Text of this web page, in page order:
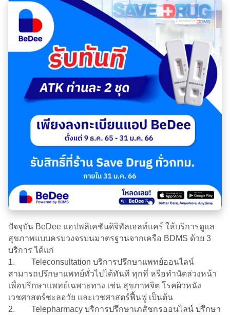
ปัจจุบัน BeDee แอปพลิเคชันดิจิทัลเฮลท์แคร์ ให้บริการดูแล
สุขภาพแบบครบวงจรบนมาตรฐานจากเครือ BDMS ด้วย 3
บริการ ได้แก่
1. Teleconsultation บริการปรึกษาแพทย์ออนไลน์
สามารถปรึกษาแพทย์ทั่วไปได้ทันที ทุกที่ หรือทำนัดล่วงหน้า
เพื่อปรึกษาแพทย์เฉพาะทาง เช่น สุขภาพจิต โรคผิวหนัง
เวชศาสตร์ชะลอวัย และเวชศาสตร์ฟื้นฟู เป็นต้น
2. Telepharmacy บริการปรึกษาเภสัชกรออนไลน์ ปรึกษา